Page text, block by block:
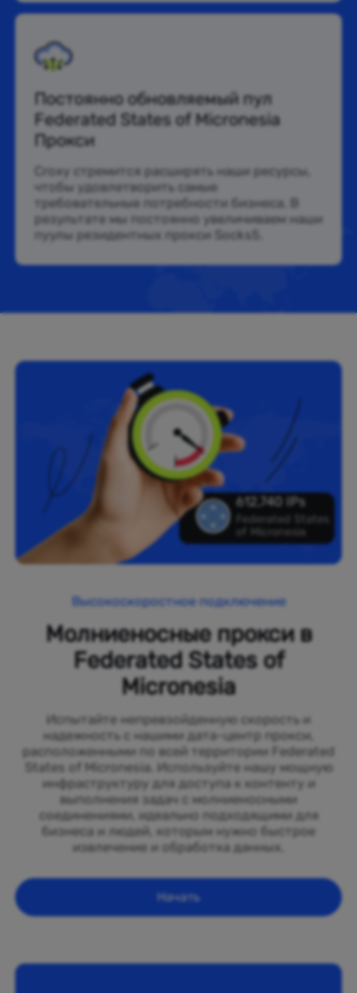
Постоянно обновляемый пул
Federated States of Micronesia
Прокси
Croxy стремится расширять наши ресурсы,
чтобы удовлетворить самые
требовательные потребности бизнеса. В
результате мы постоянно увеличиваем наши
пуулы резидентных прокси Socks5.
612,740 IPs
Federated States
of Micronesia
Высокоскоростное подключение
Молниеносные прокси в
Federated States of
Micronesia
Испытайте непревзойденную скорость и
надежность с нашими дата-центр прокси,
расположенными по всей территории Federated
States of Micronesia. Используйте нашу мощную
инфраструктуру для доступа к контенту и
выполнения задач с молниеносными
соединениями, идеально подходящими для
бизнеса и людей, которым нужно быстрое
извлечение и обработка данных.
Начать